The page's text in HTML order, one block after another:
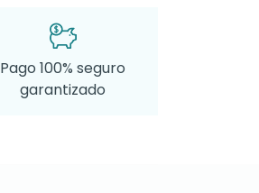
Pago 100% seguro
garantizado